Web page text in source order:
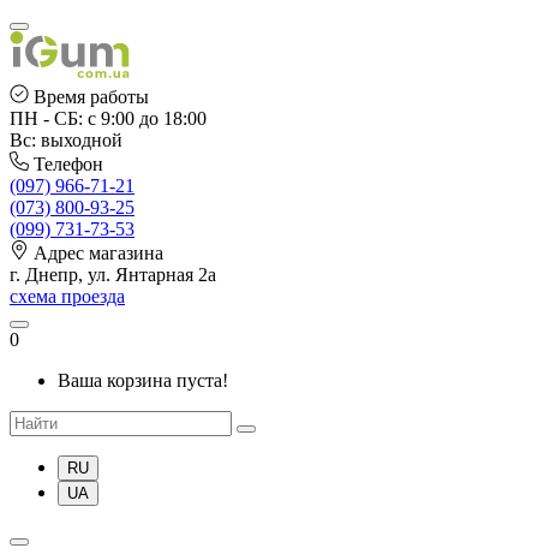
Время работы
ПН - СБ: с 9:00 до 18:00
Вс: выходной
Телефон
(097) 966-71-21
(073) 800-93-25
(099) 731-73-53
Адрес магазина
г. Днепр, ул. Янтарная 2а
схема проезда
0
Ваша корзина пуста!
RU
UA